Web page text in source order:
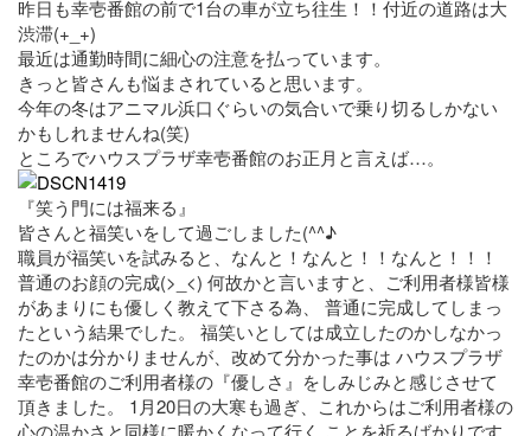
昨日も幸壱番館の前で1台の車が立ち往生！！付近の道路は大
渋滞(+_+)
最近は通勤時間に細心の注意を払っています。
きっと皆さんも悩まされていると思います。
今年の冬はアニマル浜口ぐらいの気合いで乗り切るしかない
かもしれませんね(笑)
ところでハウスプラザ幸壱番館のお正月と言えば…。
『笑う門には福来る』
皆さんと福笑いをして過ごしました(^^♪
職員が福笑いを試みると、なんと！なんと！！なんと！！！
普通のお顔の完成(>_<) 何故かと言いますと、ご利用者様皆様
があまりにも優しく教えて下さる為、 普通に完成してしまっ
たという結果でした。 福笑いとしては成立したのかしなかっ
たのかは分かりませんが、改めて分かった事は ハウスプラザ
幸壱番館のご利用者様の『優しさ』をしみじみと感じさせて
頂きました。 1月20日の大寒も過ぎ、これからはご利用者様の
心の温かさと同様に暖かくなって行く ことを祈るばかりです